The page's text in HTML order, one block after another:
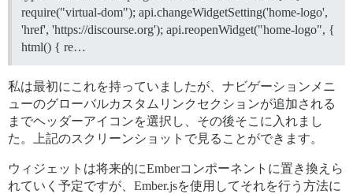
require("virtual-dom"); api.changeWidgetSetting('home-logo',
'href', 'https://discourse.org'); api.reopenWidget("home-logo", {
html() { re…
私は最初にこれを持っていましたが、ナビゲーションメニ
ューのグローバルカスタムリンクセクションが追加される
までヘッダーアイコンを選択し、その後そこに入れまし
た。上記のスクリーンショットで見ることができます。
ウィジェットは将来的にEmberコンポーネントに置き換えら
れていく予定ですが、Ember.jsを使用してそれを行う方法に